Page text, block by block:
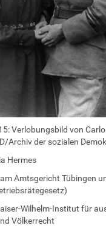
Verlobungsbild von Carlo
Archiv der sozialen
Hermes
Amtsgericht Tübingen
Wilhelm-Institut für
Völkerrecht